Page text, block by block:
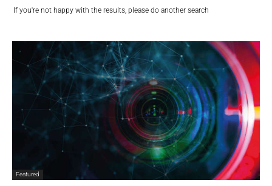
If you're not happy with the results, please do another search
Featured